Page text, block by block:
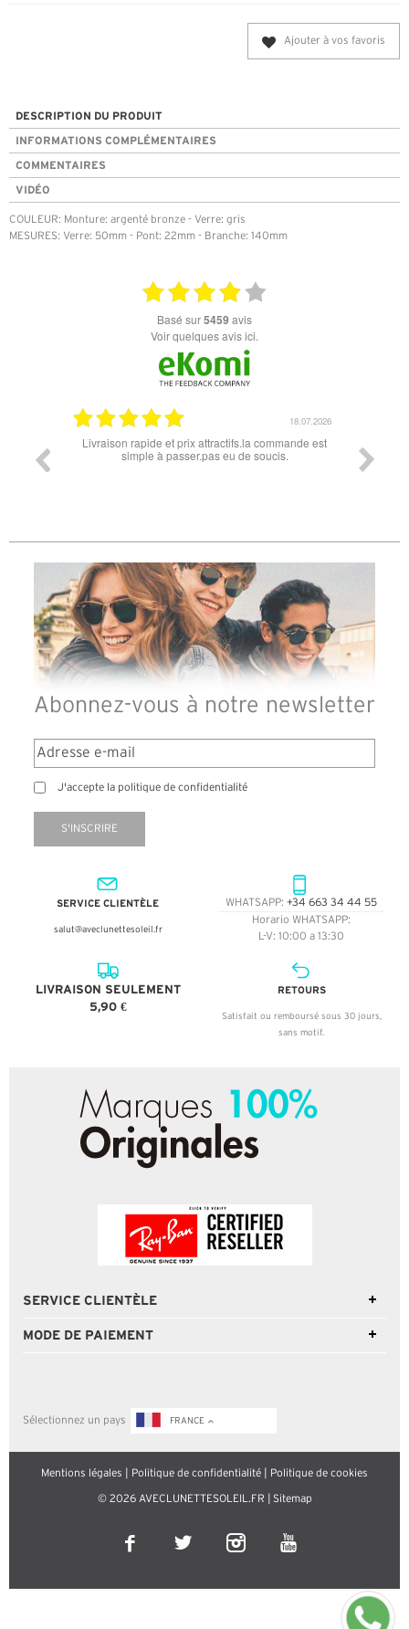
Ajouter à vos favoris
DESCRIPTION DU PRODUIT
INFORMATIONS COMPLÉMENTAIRES
COMMENTAIRES
VIDÉO
COULEUR: Monture: argenté bronze - Verre: gris
MESURES: Verre: 50mm - Pont: 22mm - Branche: 140mm
basé sur5459 avis
Voir quelques avis ici.
18.07.2026
et prix attractifs.la commande est
à passer.pas eu de soucis.
Super lunette merci pour les
Abonnez-vous à notre newsletter
J'accepte la politique de confidentialité
S'INSCRIRE
SERVICE CLIENTÈLE
salut@aveclunettesoleil.fr
WHATSAPP: +34 663 34 44 55
Horario WHATSAPP:
L-V: 10:00 a 13:30
LIVRAISON SEULEMENT
5,90 €
RETOURS
Satisfait ou remboursé sous 30 jours,
sans motif.
SERVICE CLIENTÈLE
MODE DE PAIEMENT
Sélectionnez un pays FRANCE
Mentions légales Politique de confidentialité Politique de cookies
© 2026 AVECLUNETTESOLEIL.FR | Sitemap